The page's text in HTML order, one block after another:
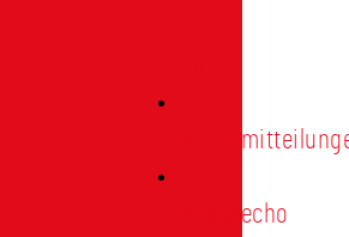
Presseecho